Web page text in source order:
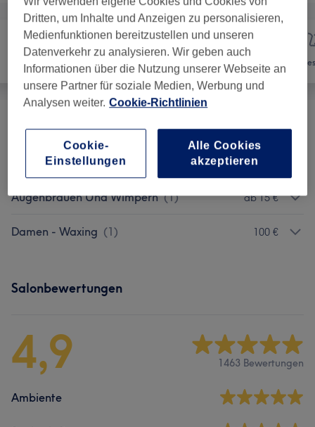
Nägel Haarentfernung
Damen - Waxing (34) ab 5 €
Herren - Waxing (26) ab 7 €
Augenbrauen Und Wimpern (1) ab 15 €
Damen - Waxing (1) 100 €
Salonbewertungen
4,9 1463 Bewertungen
Ambiente
Dritten, um Inhalte und Anzeigen zu personalisieren,
Medienfunktionen bereitzustellen und unseren
Datenverkehr zu analysieren. Wir geben auch
Informationen über die Nutzung unserer Webseite an
unsere Partner für soziale Medien, Werbung und
Analysen weiter. Cookie-Richtlinien
Cookie-
Einstellungen
Alle Cookies
akzeptieren